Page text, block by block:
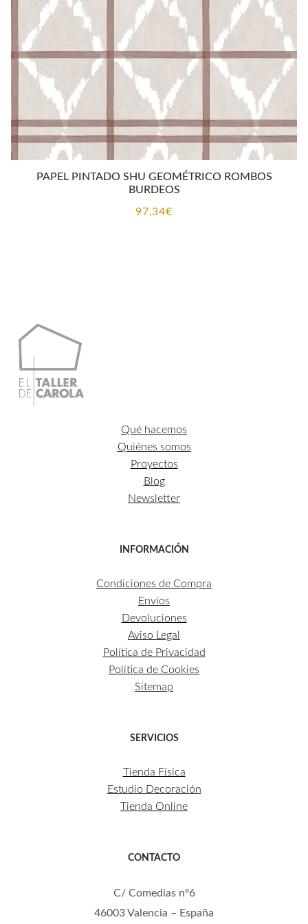
CONTACTO
PAPEL PINTADO SHU GEOMÉTRICO ROMBOS
BURDEOS
97,34€
Qué hacemos
Quiénes somos
Proyectos
Blog
Newsletter
INFORMACIÓN
Condiciones de Compra
Envíos
Devoluciones
Aviso Legal
Política de Privacidad
Política de Cookies
Sitemap
SERVICIOS
Tienda Física
Estudio Decoración
Tienda Online
CONTACTO
C/ Comedias nº6
46003 Valencia – España